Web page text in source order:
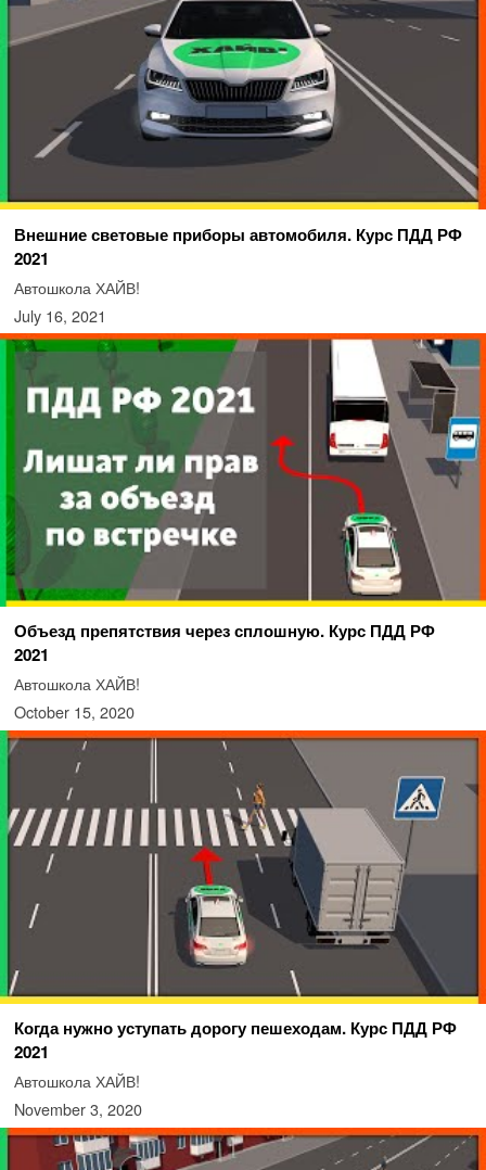
Внешние световые приборы автомобиля. Курс ПДД РФ
2021
Автошкола ХАЙВ!
July 16, 2021
Объезд препятствия через сплошную. Курс ПДД РФ
2021
Автошкола ХАЙВ!
October 15, 2020
Когда нужно уступать дорогу пешеходам. Курс ПДД РФ
2021
Автошкола ХАЙВ!
November 3, 2020